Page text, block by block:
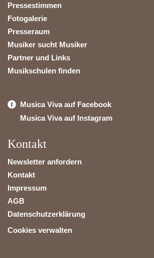
Pressestimmen
Fotogalerie
Presseraum
Musiker sucht Musiker
Partner und Links
Musikschulen finden
Musica Viva auf Facebook
Musica Viva auf Instagram
Kontakt
Newsletter anfordern
Kontakt
Impressum
AGB
Datenschutzerklärung
Cookies verwalten